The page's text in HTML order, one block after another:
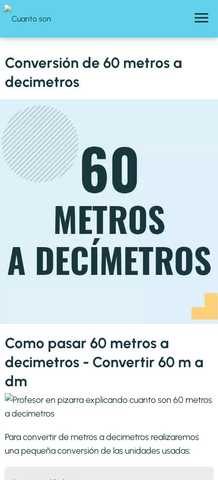
Conversión de 60 metros a
decimetros
Como pasar 60 metros a
decimetros - Convertir 60 m a
dm
Para convertir de metros a decimetros realizaremos
una pequeña conversión de las unidades usadas: